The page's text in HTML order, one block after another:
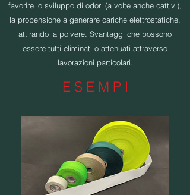
favorire lo sviluppo di odori (a volte anche cattivi),
la propensione a generare cariche elettrostatiche,
attirando la polvere. Svantaggi che possono
essere tutti eliminati o attenuati attraverso
lavorazioni particolari.
E S E M P I